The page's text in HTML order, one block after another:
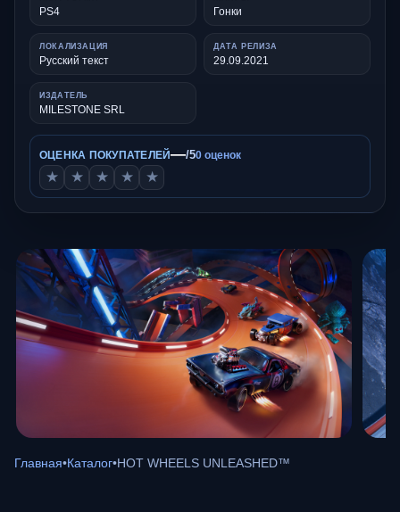
PS4 Гонки
ЛОКАЛИЗАЦИЯ
Русский текст
ДАТА РЕЛИЗА
29.09.2021
ИЗДАТЕЛЬ
MILESTONE SRL
ОЦЕНКА ПОКУПАТЕЛЕЙ—/50 оценок
★ ★ ★ ★ ★
Главная•Каталог•HOT WHEELS UNLEASHED™